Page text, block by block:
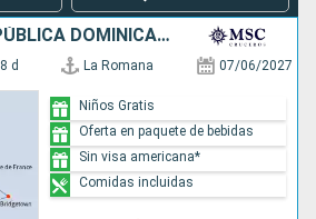
BARBADOS, REPÚBLICA DOMINICANA
8 d La Romana 07/06/2027
Niños Gratis
Oferta en paquete de bebidas
Sin visa americana*
Comidas incluidas